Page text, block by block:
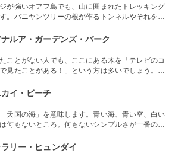
が強いオアフ島でも、山に囲まれたトレッキング
。バニヤンツリーの根が作るトンネルやそれを囲
こえる鳥の声。ハワイ固有の生物もたくさんいる
ツアーを申し込んでいろいろ教わるのもアリ。
ナルア・ガーデンズ・パーク
ことがない人でも、ここにある木を「テレビのコ
見たことがある！」という方は多いでしょう。日
あります。実物を見ると、感動しますよ！
カイ・ビーチ
天国の海」を意味します。青い海、青い空、白い
何もないところ。何もないシンプルさが一番の売
穴場です。住宅地から海へ抜ける小道も風情あり
リー・ヒュンダイ